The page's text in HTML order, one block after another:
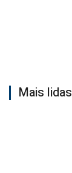
Mais lidas